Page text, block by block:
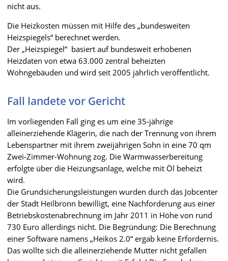
nicht aus.
Die Heizkosten müssen mit Hilfe des „bundesweiten
Heizspiegels“ berechnet werden.
Der „Heizspiegel“ basiert auf bundesweit erhobenen
Heizdaten von etwa 63.000 zentral beheizten
Wohngebäuden und wird seit 2005 jährlich veröffentlicht.
Fall landete vor Gericht
Im vorliegenden Fall ging es um eine 35-jährige
alleinerziehende Klägerin, die nach der Trennung von ihrem
Lebenspartner mit ihrem zweijährigen Sohn in eine 70 qm
Zwei-Zimmer-Wohnung zog. Die Warmwasserbereitung
erfolgte über die Heizungsanlage, welche mit Öl beheizt
wird.
Die Grundsicherungsleistungen wurden durch das Jobcenter
der Stadt Heilbronn bewilligt, eine Nachforderung aus einer
Betriebskostenabrechnung im Jahr 2011 in Höhe von rund
730 Euro allerdings nicht. Die Begründung: Die Berechnung
einer Software namens „Heikos 2.0“ ergab keine Erfordernis.
Das wollte sich die alleinerziehende Mutter nicht gefallen